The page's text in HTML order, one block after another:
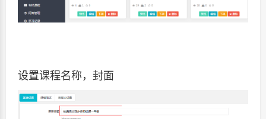
设置课程名称，封面